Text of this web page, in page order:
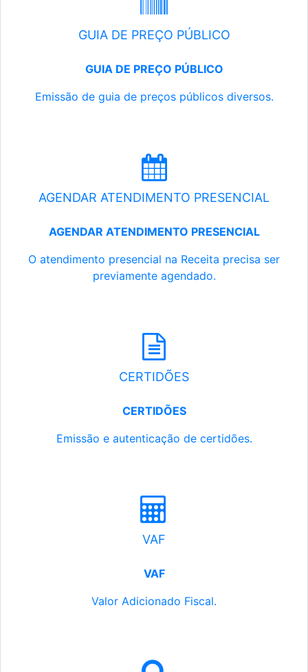
GUIA DE PREÇO PÚBLICO
GUIA DE PREÇO PÚBLICO
Emissão de guia de preços públicos diversos.
AGENDAR ATENDIMENTO PRESENCIAL
AGENDAR ATENDIMENTO PRESENCIAL
O atendimento presencial na Receita precisa ser
previamente agendado.
CERTIDÕES
CERTIDÕES
Emissão e autenticação de certidões.
VAF
VAF
Valor Adicionado Fiscal.